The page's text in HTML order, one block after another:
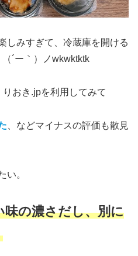
しみすぎて、冷蔵庫を開ける
´ー｀）ノwkwktktk
おき.jpを利用してみて
、などマイナスの評価も散見
い。
の濃さだし、別に